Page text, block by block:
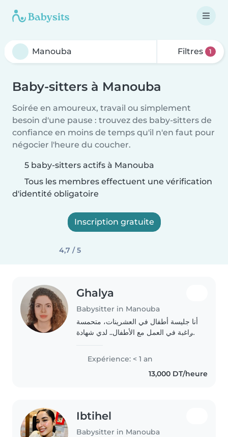
Filtres 1
Baby-sitters à Manouba
Soirée en amoureux, travail ou simplement
besoin d'une pause : trouvez des baby-sitters de
confiance en moins de temps qu'il n'en faut pour
négocier l'heure du coucher.
5 baby-sitters actifs à Manouba
Tous les membres effectuent une vérification
d'identité obligatoire
Inscription gratuite
4,7 / 5
Ghalya
Babysitter in Manouba
أنا جليسة أطفال في العشرينات، متحمسة
وراغبة في العمل مع الأطفال.. لدي شهادة
أتحمل المسئولية، ودود، وأحب القراءة،
Expérience: < 1 an
13,000 DT/heure
Ibtihel
Babysitter in Manouba